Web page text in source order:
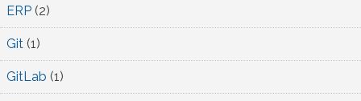
ERP (2)
Git (1)
GitLab (1)